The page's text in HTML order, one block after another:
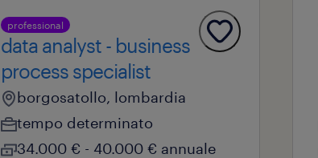
professional
data analyst - business
process specialist
borgosatollo, lombardia
tempo determinato
34.000 € - 40.000 € annuale